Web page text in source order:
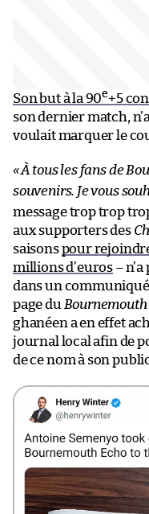
Son but à la 90e+5
son dernier match,
voulait marquer le
«À tous les fans de
souvenirs. Je vous
message trop trop
aux supporters des
saisonspour
millions d’euros –
dans un
page du Bournemouth
ghanéen a en effet
journal local afin de
de ce nom à son